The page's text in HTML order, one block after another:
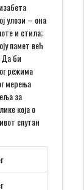
улози – она
и стила;
памет већ
Да би
режима
мерења
за
која о
спутан